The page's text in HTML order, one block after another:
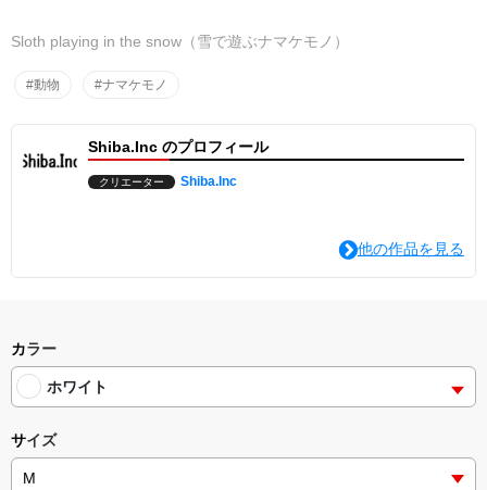
Sloth playing in the snow（雪で遊ぶナマケモノ）
#動物 #ナマケモノ
Shiba.Inc のプロフィール
クリエーター Shiba.Inc
他の作品を見る
カラー
ホワイト
サイズ